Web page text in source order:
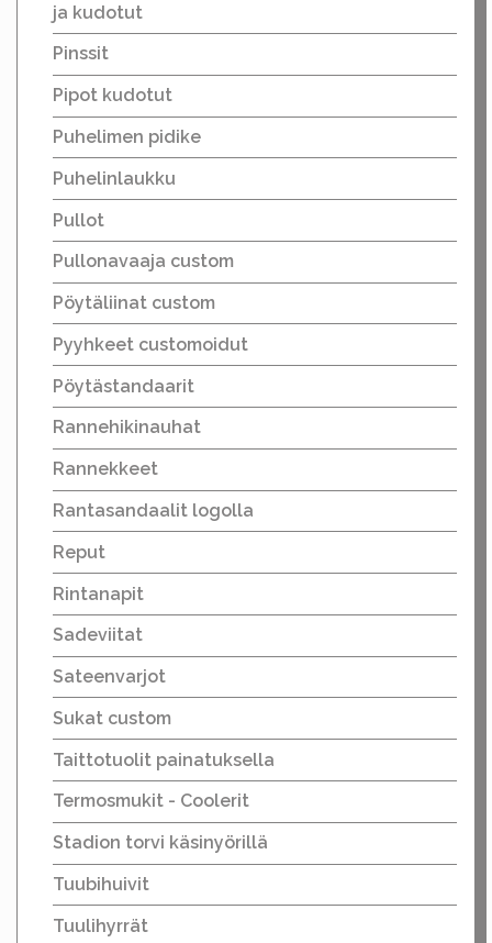
ja kudotut
Pinssit
Pipot kudotut
Puhelimen pidike
Puhelinlaukku
Pullot
Pullonavaaja custom
Pöytäliinat custom
Pyyhkeet customoidut
Pöytästandaarit
Rannehikinauhat
Rannekkeet
Rantasandaalit logolla
Reput
Rintanapit
Sadeviitat
Sateenvarjot
Sukat custom
Taittotuolit painatuksella
Termosmukit - Coolerit
Stadion torvi käsinyörillä
Tuubihuivit
Tuulihyrrät